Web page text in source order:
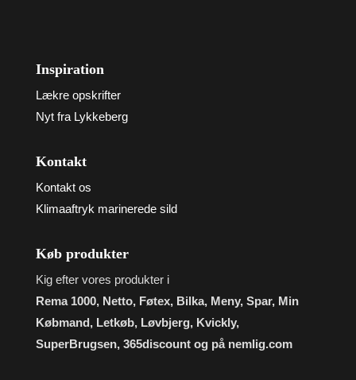
Inspiration
Lækre opskrifter
Nyt fra Lykkeberg
Kontakt
Kontakt os
Klimaaftryk marinerede sild
Køb produkter
Kig efter vores produkter i
Rema 1000, Netto, Føtex, Bilka, Meny, Spar, Min
Købmand, Letkøb, Løvbjerg, Kvickly,
SuperBrugsen, 365discount og på nemlig.com